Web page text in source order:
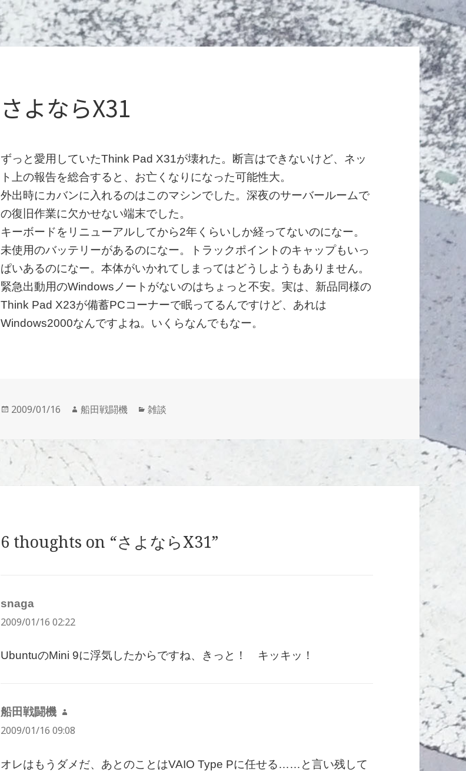
さよならX31
ずっと愛用していたThink Pad X31が壊れた。断言はできないけど、ネッ
ト上の報告を総合すると、お亡くなりになった可能性大。
外出時にカバンに入れるのはこのマシンでした。深夜のサーバールームで
の復旧作業に欠かせない端末でした。
キーボードをリニューアルしてから2年くらいしか経ってないのになー。
未使用のバッテリーがあるのになー。トラックポイントのキャップもいっ
ぱいあるのになー。本体がいかれてしまってはどうしようもありません。
緊急出動用のWindowsノートがないのはちょっと不安。実は、新品同様の
Think Pad X23が備蓄PCコーナーで眠ってるんですけど、あれは
Windows2000なんですよね。いくらなんでもなー。
投
2009/01/16
作
船田戦闘機
カ
ー
雑談
6 thoughts on “さよならX31”
snaga
り:
2009/01/16 02:22
UbuntuのMini 9に浮気したからですね、きっと！ キッキッ！
船田戦闘機
よ
り:
2009/01/16 09:08
オレはもうダメだ、あとのことはVAIO Type Pに任せる……と言い残して